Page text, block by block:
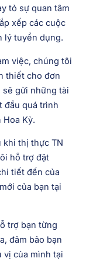
tỏ sự quan tâm
xếp các cuộc
lý tuyển dụng.
việc, chúng tôi
thiết cho đơn
sẽ gửi những tài
đầu quá trình
Kỳ.
khi thị thực TN
hỗ trợ đặt
tiết đến của
của bạn tại
trợ bạn từng
đảm bảo bạn
vị của mình tại